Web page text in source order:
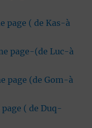
page ( de Kas-à
page-(de Luc-à
page (de Gom-à
( de Duq-